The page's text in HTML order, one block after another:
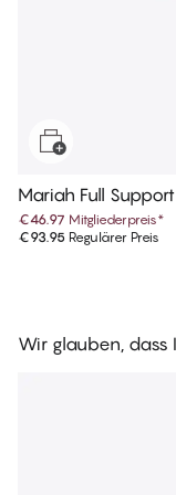
Mariah Full
€46.97 Mitgliederpreis*
€93.95 Regulärer Preis
Wir glauben, dass